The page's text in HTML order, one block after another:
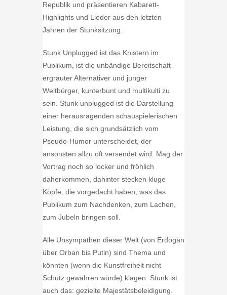
Republik und präsentieren Kabarett-
Highlights und Lieder aus den letzten
Jahren der Stunksitzung.
Stunk Unplugged ist das Knistern im
Publikum, ist die unbändige Bereitschaft
ergrauter Alternativer und junger
Weltbürger, kunterbunt und multikulti zu
sein. Stunk unplugged ist die Darstellung
einer herausragenden schauspielerischen
Leistung, die sich grundsätzlich vom
Pseudo-Humor unterscheidet, der
ansonsten allzu oft versendet wird. Mag der
Vortrag noch so locker und fröhlich
daherkommen, dahinter stecken kluge
Köpfe, die vorgedacht haben, was das
Publikum zum Nachdenken, zum Lachen,
zum Jubeln bringen soll.
Alle Unsympathen dieser Welt (von Erdogan
über Orban bis Putin) sind Thema und
könnten (wenn die Kunstfreiheit nicht
Schutz gewähren würde) klagen. Stunk ist
auch das: gezielte Majestätsbeleidigung.